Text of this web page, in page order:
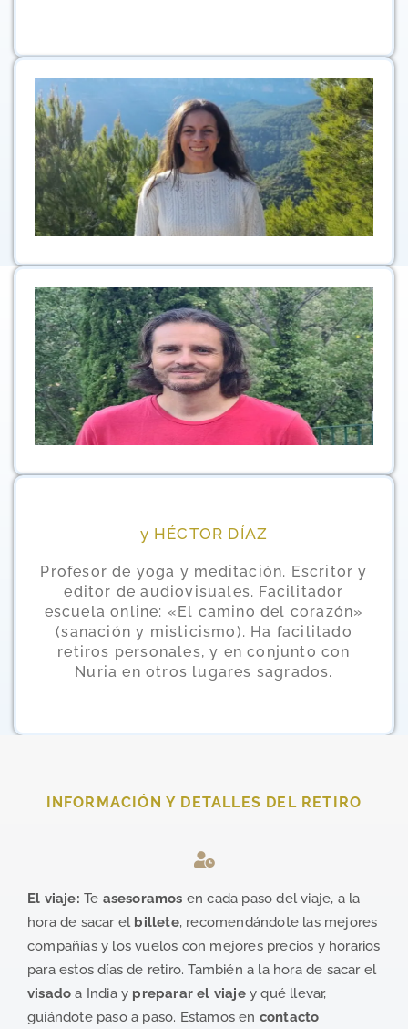
y HÉCTOR DÍAZ
Profesor de yoga y meditación. Escritor y
editor de audiovisuales. Facilitador
escuela online: «El camino del corazón»
(sanación y misticismo). Ha facilitado
retiros personales, y en conjunto con
Nuria en otros lugares sagrados.
INFORMACIÓN Y DETALLES DEL RETIRO
El viaje: Te asesoramos en cada paso del viaje, a la
hora de sacar el billete, recomendándote las mejores
compañías y los vuelos con mejores precios y horarios
para estos días de retiro. También a la hora de sacar el
visado a India y preparar el viajey qué llevar,
guiándote paso a paso. Estamos en contacto